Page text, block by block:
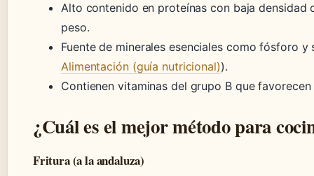
Alto contenido en proteínas con baja
peso.
Fuente de minerales esenciales como fósforo y
Alimentación (guía nutricional)).
Contienen vitaminas del grupo B que
¿Cuál es el mejor método para
Fritura (a la andaluza)